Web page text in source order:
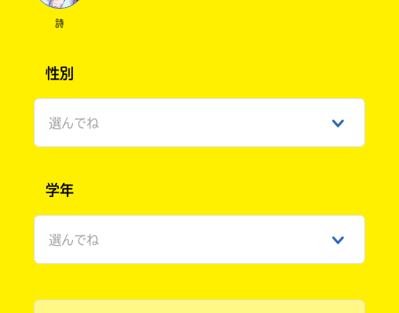
詩
性別
選んでね
ひみつ
学年
選んでね